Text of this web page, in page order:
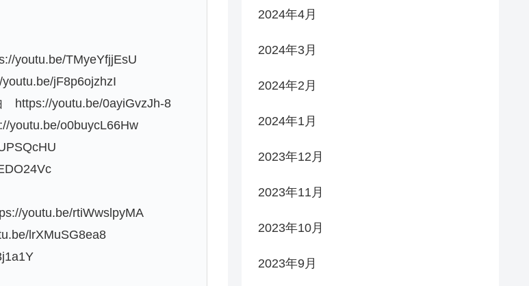
youtu.be/TMyeYfjjEsU
jF8p6ojzhzI
https://youtu.be/0ayiGvzJh-8
youtu.be/o0buycL66Hw
youtu.be/rtiWwslpyMA
lrXMuSG8ea8
2024年4月
2024年3月
2024年2月
2024年1月
2023年12月
2023年11月
2023年10月
2023年9月